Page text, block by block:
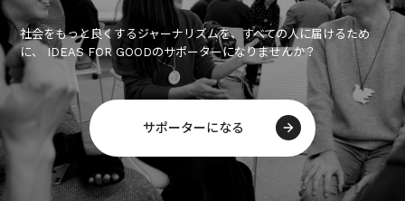
社会をもっと良くするジャーナリズムを、すべての人に届けるため
に、 IDEAS FOR GOODのサポーターになりませんか？
サポーターになる